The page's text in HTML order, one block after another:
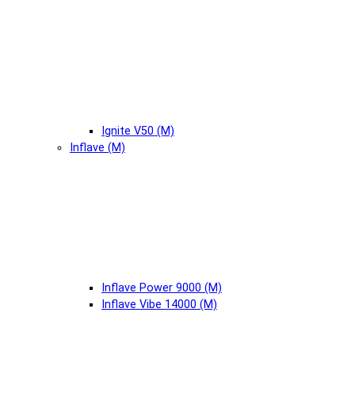
Ignite V50 (М)
Inflave (М)
Inflave Power 9000 (М)
Inflave Vibe 14000 (М)